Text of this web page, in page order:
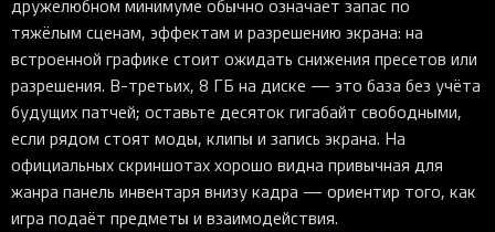
дружелюбном минимуме обычно означает запас по
тяжёлым сценам, эффектам и разрешению экрана: на
встроенной графике стоит ожидать снижения пресетов или
разрешения. В-третьих, 8 ГБ на диске — это база без учёта
будущих патчей; оставьте десяток гигабайт свободными,
если рядом стоят моды, клипы и запись экрана. На
официальных скриншотах хорошо видна привычная для
жанра панель инвентаря внизу кадра — ориентир того, как
игра подаёт предметы и взаимодействия.